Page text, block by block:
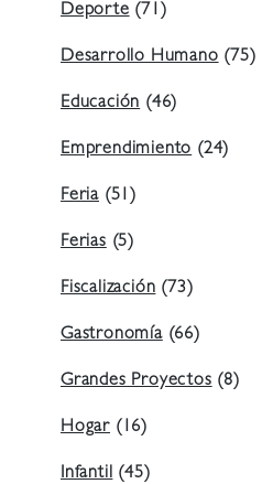
Deporte (71)
Desarrollo Humano (75)
Educación (46)
Emprendimiento (24)
Feria (51)
Ferias (5)
Fiscalización (73)
Gastronomía(66)
Grandes Proyectos (8)
Hogar (16)
Infantil (45)